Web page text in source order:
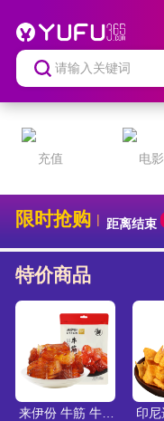
充值 电影
限时抢购 | 距离结束
特价商品